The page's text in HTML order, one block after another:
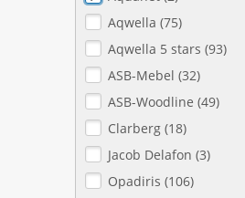
Aqwella (75)
Aqwella 5 stars (93)
ASB-Mebel (32)
ASB-Woodline (49)
Clarberg (18)
Jacob Delafon (3)
Opadiris (106)